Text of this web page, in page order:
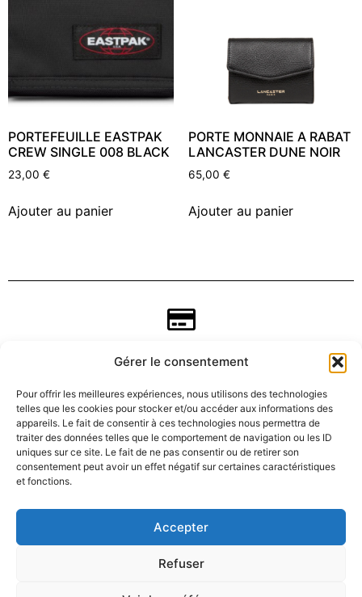
Gérer le consentement
Pour offrir les meilleures expériences, nous utilisons des technologies
telles que les cookies pour stocker et/ou accéder aux informations des
appareils. Le fait de consentir à ces technologies nous permettra de
traiter des données telles que le comportement de navigation ou les ID
uniques sur ce site. Le fait de ne pas consentir ou de retirer son
consentement peut avoir un effet négatif sur certaines caractéristiques
et fonctions.
Accepter
Refuser
PORTEFEUILLE EASTPAK
CREW SINGLE 008 BLACK
23,00 €
Ajouter au panier
PORTE MONNAIE A RABAT
LANCASTER DUNE NOIR
65,00 €
Ajouter au panier
CGV